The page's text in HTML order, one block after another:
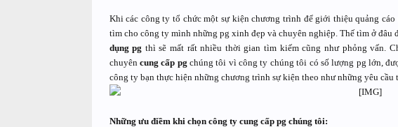
Khi các công ty tổ chức một sự kiện chương trình để giới thiệu quảng
tìm cho công ty mình những pg xinh đẹp và chuyên nghiệp. Thế tìm ở
dụng pg thì sẽ mất rất nhiều thời gian tìm kiếm cũng như phỏng vấn.
chuyên cung cấp pg chúng tôi vì công ty chúng tôi có số lượng pg lớn,
công ty bạn thực hiện những chương trình sự kiện theo như những yêu cầu
Những ưu điềm khi chọn công ty cung cấp pg chúng tôi: